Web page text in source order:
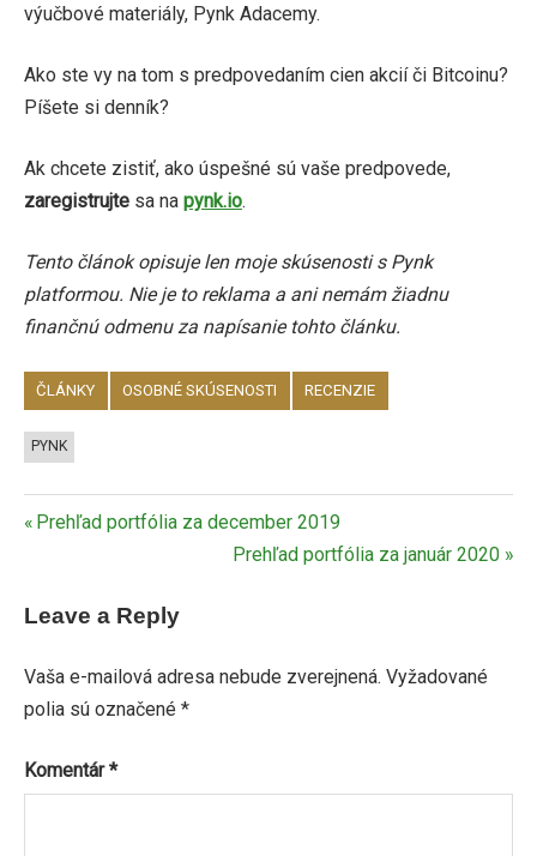
výučbové materiály, Pynk Adacemy.
Ako ste vy na tom s predpovedaním cien akcií či Bitcoinu?
Píšete si denník?
Ak chcete zistiť, ako úspešné sú vaše predpovede,
zaregistrujte sa na pynk.io.
Tento článok opisuje len moje skúsenosti s Pynk
platformou. Nie je to reklama a ani nemám žiadnu
finančnú odmenu za napísanie tohto článku.
ČLÁNKY OSOBNÉ SKÚSENOSTI RECENZIE
PYNK
Navigácia
článku
Previous
Prehľad portfólia za december 2019
Next
Prehľad portfólia za január 2020
Leave a Reply
Vaša e-mailová adresa nebude zverejnená. Vyžadované
polia sú označené *
Komentár*